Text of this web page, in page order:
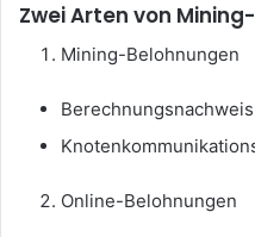
ZweiArten von
Mining-Belohnungen
Online-Belohnungen